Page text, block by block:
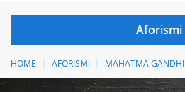
HOME AFORISMI MAHATMA GANDHI